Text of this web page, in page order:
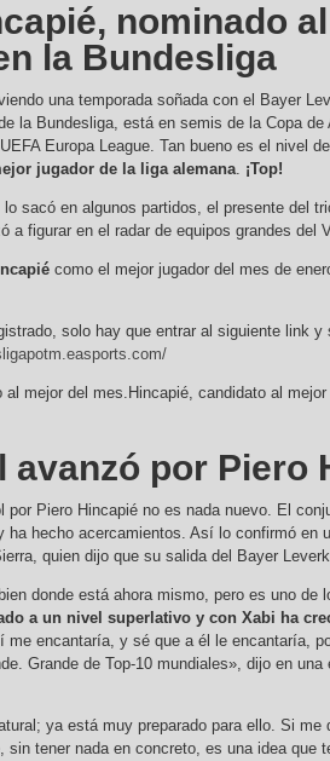
nominado
la Bundesliga
una temporada soñada con el Bayer
la Bundesliga, está en semis de la Copa
Europa League. Tan bueno es el nivel
jugador de la liga alemana. ¡Top!
sacó en algunos partidos, el presente del
a figurar en el radar de equipos grandes del
como el mejor jugador del mes de
solo hay que entrar al siguiente link
Hincapié, candidato al
avanzó por Piero
por Piero Hincapié no es nada nuevo. El
ha hecho acercamientos. Así lo confirmó en
quien dijo que su salida del Bayer
donde está ahora mismo, pero es uno de
a un nivel superlativo y con Xabi ha
me encantaría, y sé que a él le encantaría,
Grande de Top-10 mundiales», dijo en
ya está muy preparado para ello. Si
sin tener nada en concreto, es una idea que